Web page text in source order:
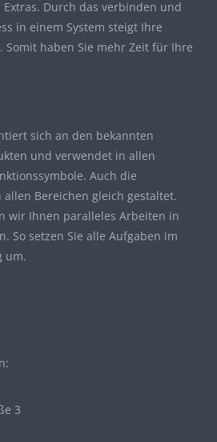
Durch das verbinden und
in einem System steigt Ihre
Somit haben Sie mehr Zeit für Ihre
sich an den bekannten
und verwendet in allen
Auch die
Bereichen gleich gestaltet.
wir Ihnen paralleles Arbeiten in
So setzen Sie alle Aufgaben im
um.
3